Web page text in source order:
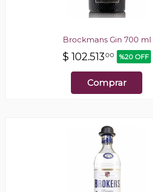
Brockmans Gin 700 ml
$ 102.513 00 %20 OFF
Comprar